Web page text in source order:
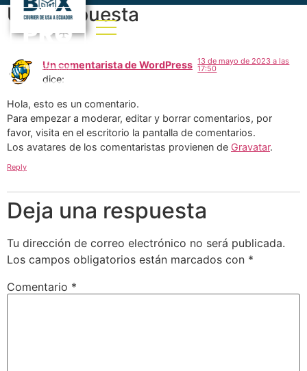
Una respuesta
Un comentarista de WordPress
dice:
13 de mayo de 2023 a las
17:50
Hola, esto es un comentario.
Para empezar a moderar, editar y borrar comentarios, por
favor, visita en el escritorio la pantalla de comentarios.
Los avatares de los comentaristas provienen de Gravatar.
Reply
Deja una respuesta
Tu dirección de correo electrónico no será publicada.
Los campos obligatorios están marcados con *
Comentario *